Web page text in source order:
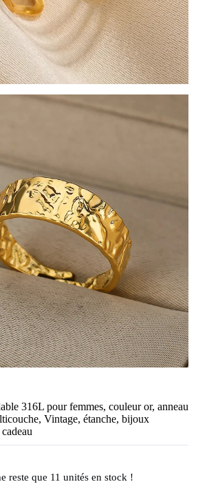
316L pour femmes, couleur or, anneau
Vintage, étanche, bijoux
reste que 11 unités en stock !